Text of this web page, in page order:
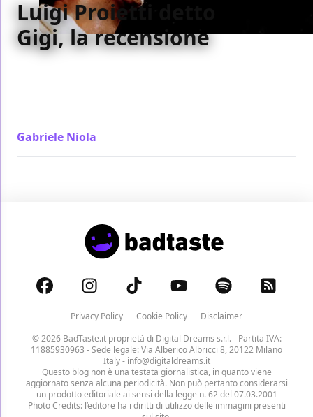
Luigi Proietti detto
Gigi, la recensione
Gabriele Niola
Privacy Policy Cookie Policy
Disclaimer
© 2026 BadTaste.it proprietà di Digital Dreams s.r.l.- Partita IVA:
11885930963 - Sede legale: Via Alberico Albricci 8, 20122 Milano
Italy - info@digitaldreams.it
Questo blog non è una testata giornalistica, in quanto viene
aggiornato senza alcuna periodicità. Non può pertanto considerarsi
un prodotto editoriale ai sensi della legge n. 62 del 07.03.2001
Photo Credits: l’editore ha i diritti di utilizzo delle immagini presenti